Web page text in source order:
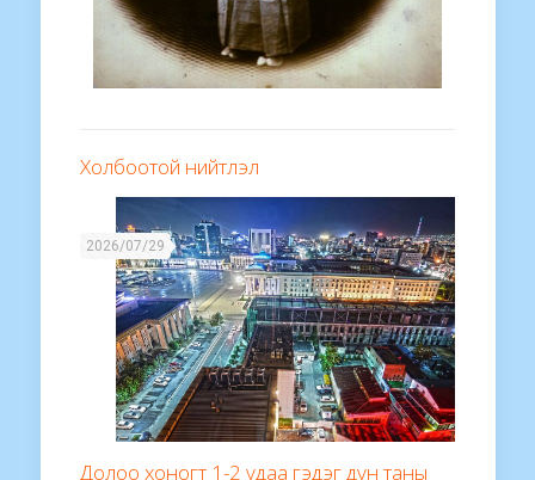
Холбоотой нийтлэл
2026/07/29
Долоо хоногт 1-2 удаа гэдэг дүн таны